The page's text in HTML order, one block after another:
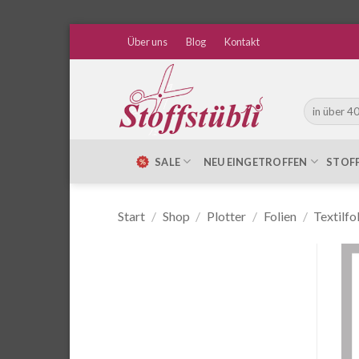
Über uns Blog Kontakt
Suche
nach:
SALE NEU EINGETROFFEN
Start / Shop / Plotter / Folien /